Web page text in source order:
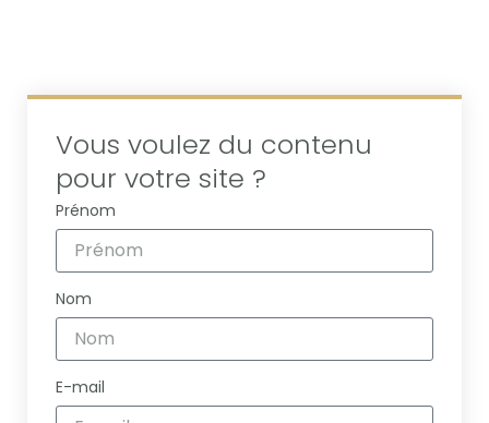
Vous voulez du contenu
pour votre site ?
Prénom
Nom
E-mail